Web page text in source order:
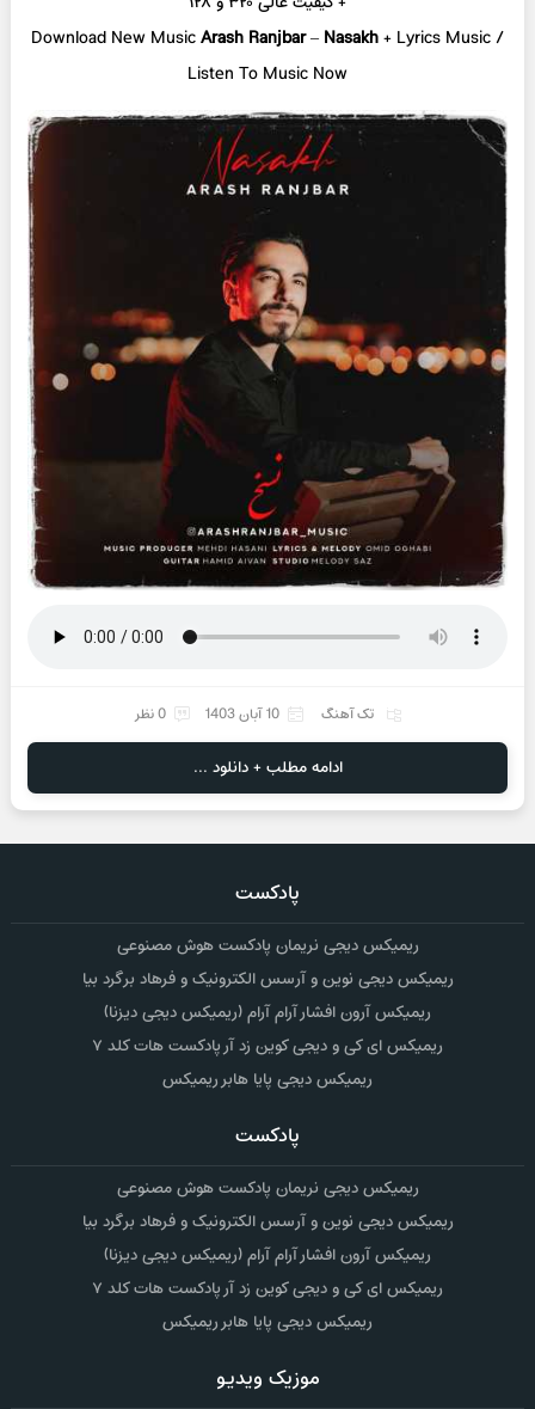
Download New MusicArash Ranjbar– Nasakh+ Lyrics Music /
Listen To Music Now
تک آهنگ 10 آبان 1403 0 نظر
ادامه مطلب + دانلود ...
پادکست
ریمیکس دیجی نریمان پادکست هوش مصنوعی
ریمیکس دیجی نوین و آرسس الکترونیک و فرهاد برگرد بیا
ریمیکس آرون افشار آرام آرام (ریمیکس دیجی دیزنا)
ریمیکس ای کی و دیجی کوین زد آر پادکست هات کلد ۷
ریمیکس دیجی پایا هابر ریمیکس
پادکست
ریمیکس دیجی نریمان پادکست هوش مصنوعی
ریمیکس دیجی نوین و آرسس الکترونیک و فرهاد برگرد بیا
ریمیکس آرون افشار آرام آرام (ریمیکس دیجی دیزنا)
ریمیکس ای کی و دیجی کوین زد آر پادکست هات کلد ۷
ریمیکس دیجی پایا هابر ریمیکس
موزیک ویدیو